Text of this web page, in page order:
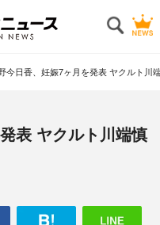
今日香、妊娠7ヶ月を発表 ヤクルト川
表 ヤクルト川端慎